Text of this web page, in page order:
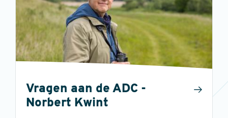
Vragen aan de ADC -
Norbert Kwint